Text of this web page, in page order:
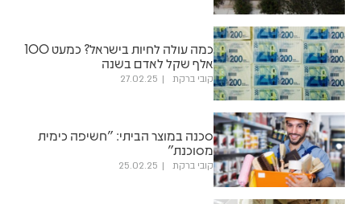
כמה עולה לחיות בישראל? כמעט 100
אלף שקל לאדם בשנה
קובי ברקת 27.02.25
סכנה במוצר הביתי: "חשיפה כימית
מסוכנת"
קובי ברקת 25.02.25